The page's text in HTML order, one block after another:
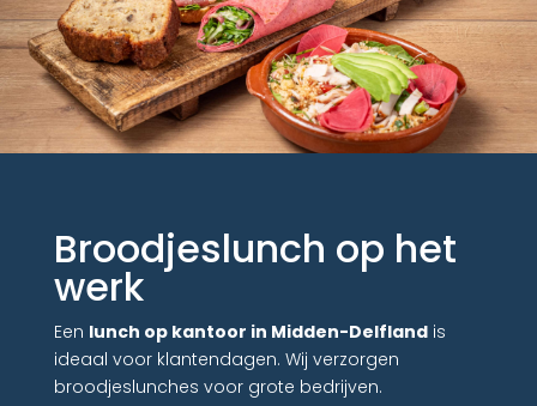
Broodjeslunch op het
werk
Een lunch op kantoor in Midden-Delflandis
ideaal voor klantendagen. Wij verzorgen
broodjeslunches voor grote bedrijven.